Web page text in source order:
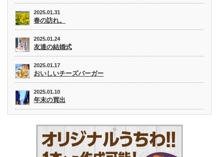
2025.01.31
春の訪れ。
2025.01.24
友達の結婚式
2025.01.17
おいしいチーズバーガー
2025.01.10
年末の買出